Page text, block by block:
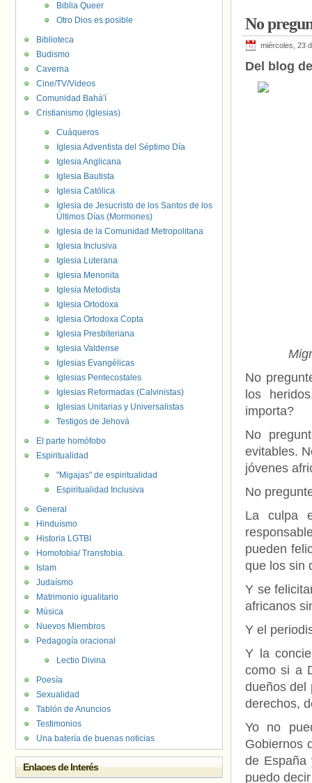
No
miércoles, 23
Del blog
No
los
importa?
No
evitables.
jóvenes
No
La culpa
pueden
que los sin
Y se
africanos
Y el
Y la
como si a
dueños del
derechos,
Yo no
Gobiernos
de España
puedo
Biblia Queer
Otro Dios es posible
Biblioteca
Budismo
Caverna
Cine/TV/Videos
Comunidad Bahá'í
Cristianismo (Iglesias)
Cuáqueros
Iglesia Adventista del Séptimo Día
Iglesia Anglicana
Iglesia Bautista
Iglesia Católica
Iglesia de Jesucristo de los Santos de los
Últimos Días (Mormones)
Iglesia de la Comunidad Metropolitana
Iglesia Inclusiva
Iglesia Luterana
Iglesia Menonita
Iglesia Metodista
Iglesia Ortodoxa
Iglesia Ortodoxa Copta
Iglesia Presbiteriana
Iglesia Valdense
Iglesias Evangélicas
Iglesias Pentecostales
Iglesias Reformadas (Calvinistas)
Iglesias Unitarias y Universalistas
Testigos de Jehová
El parte homófobo
Espiritualidad
"Migajas" de espiritualidad
Espiritualidad Inclusiva
General
Hinduísmo
Historia LGTBI
Homofobia/ Transfobia.
Islam
Judaísmo
Matrimonio igualitario
Música
Nuevos Miembros
Pedagogía oracional
Lectio Divina
Poesía
Sexualidad
Tablón de Anuncios
Testimonios
Una batería de buenas noticias
Enlaces de Interés